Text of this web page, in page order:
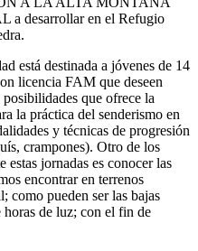
a desarrollar en el Refugio
está destinada a jóvenes de 14
licencia FAM que deseen
posibilidades que ofrece la
la práctica del senderismo en
y técnicas de progresión
crampones). Otro de los
estas jornadas es conocer las
encontrar en terrenos
como pueden ser las bajas
horas de luz; con el fin de